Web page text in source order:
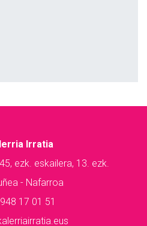
Irratia
ezk. eskailera, 13. ezk.
- Nafarroa
17 01 51